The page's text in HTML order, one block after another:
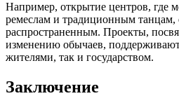
Например, открытие центров, где
ремеслам и традиционным танцам,
распространенным. Проекты,
изменению обычаев,
жителями, так и государством.
Заключение